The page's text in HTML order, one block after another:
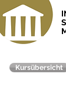
Kursübersicht